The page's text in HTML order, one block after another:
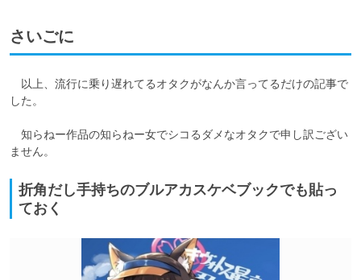
さいごに
以上、流行に乗り遅れてるオタクがなんか言ってるだけの記事で
した。
知らねー作品の知らねー女でシコるダメなオタクで申し訳ござい
ません。
折角だし手持ちのブルアカスケベブックでも貼っ
ておく